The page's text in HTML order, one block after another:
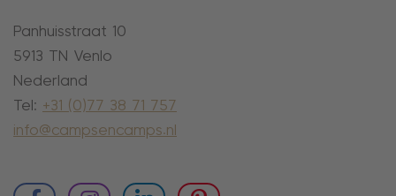
Panhuisstraat 10
5913 TN Venlo
Nederland
Tel: +31 (0)77 38 71 757
info@campsencamps.nl